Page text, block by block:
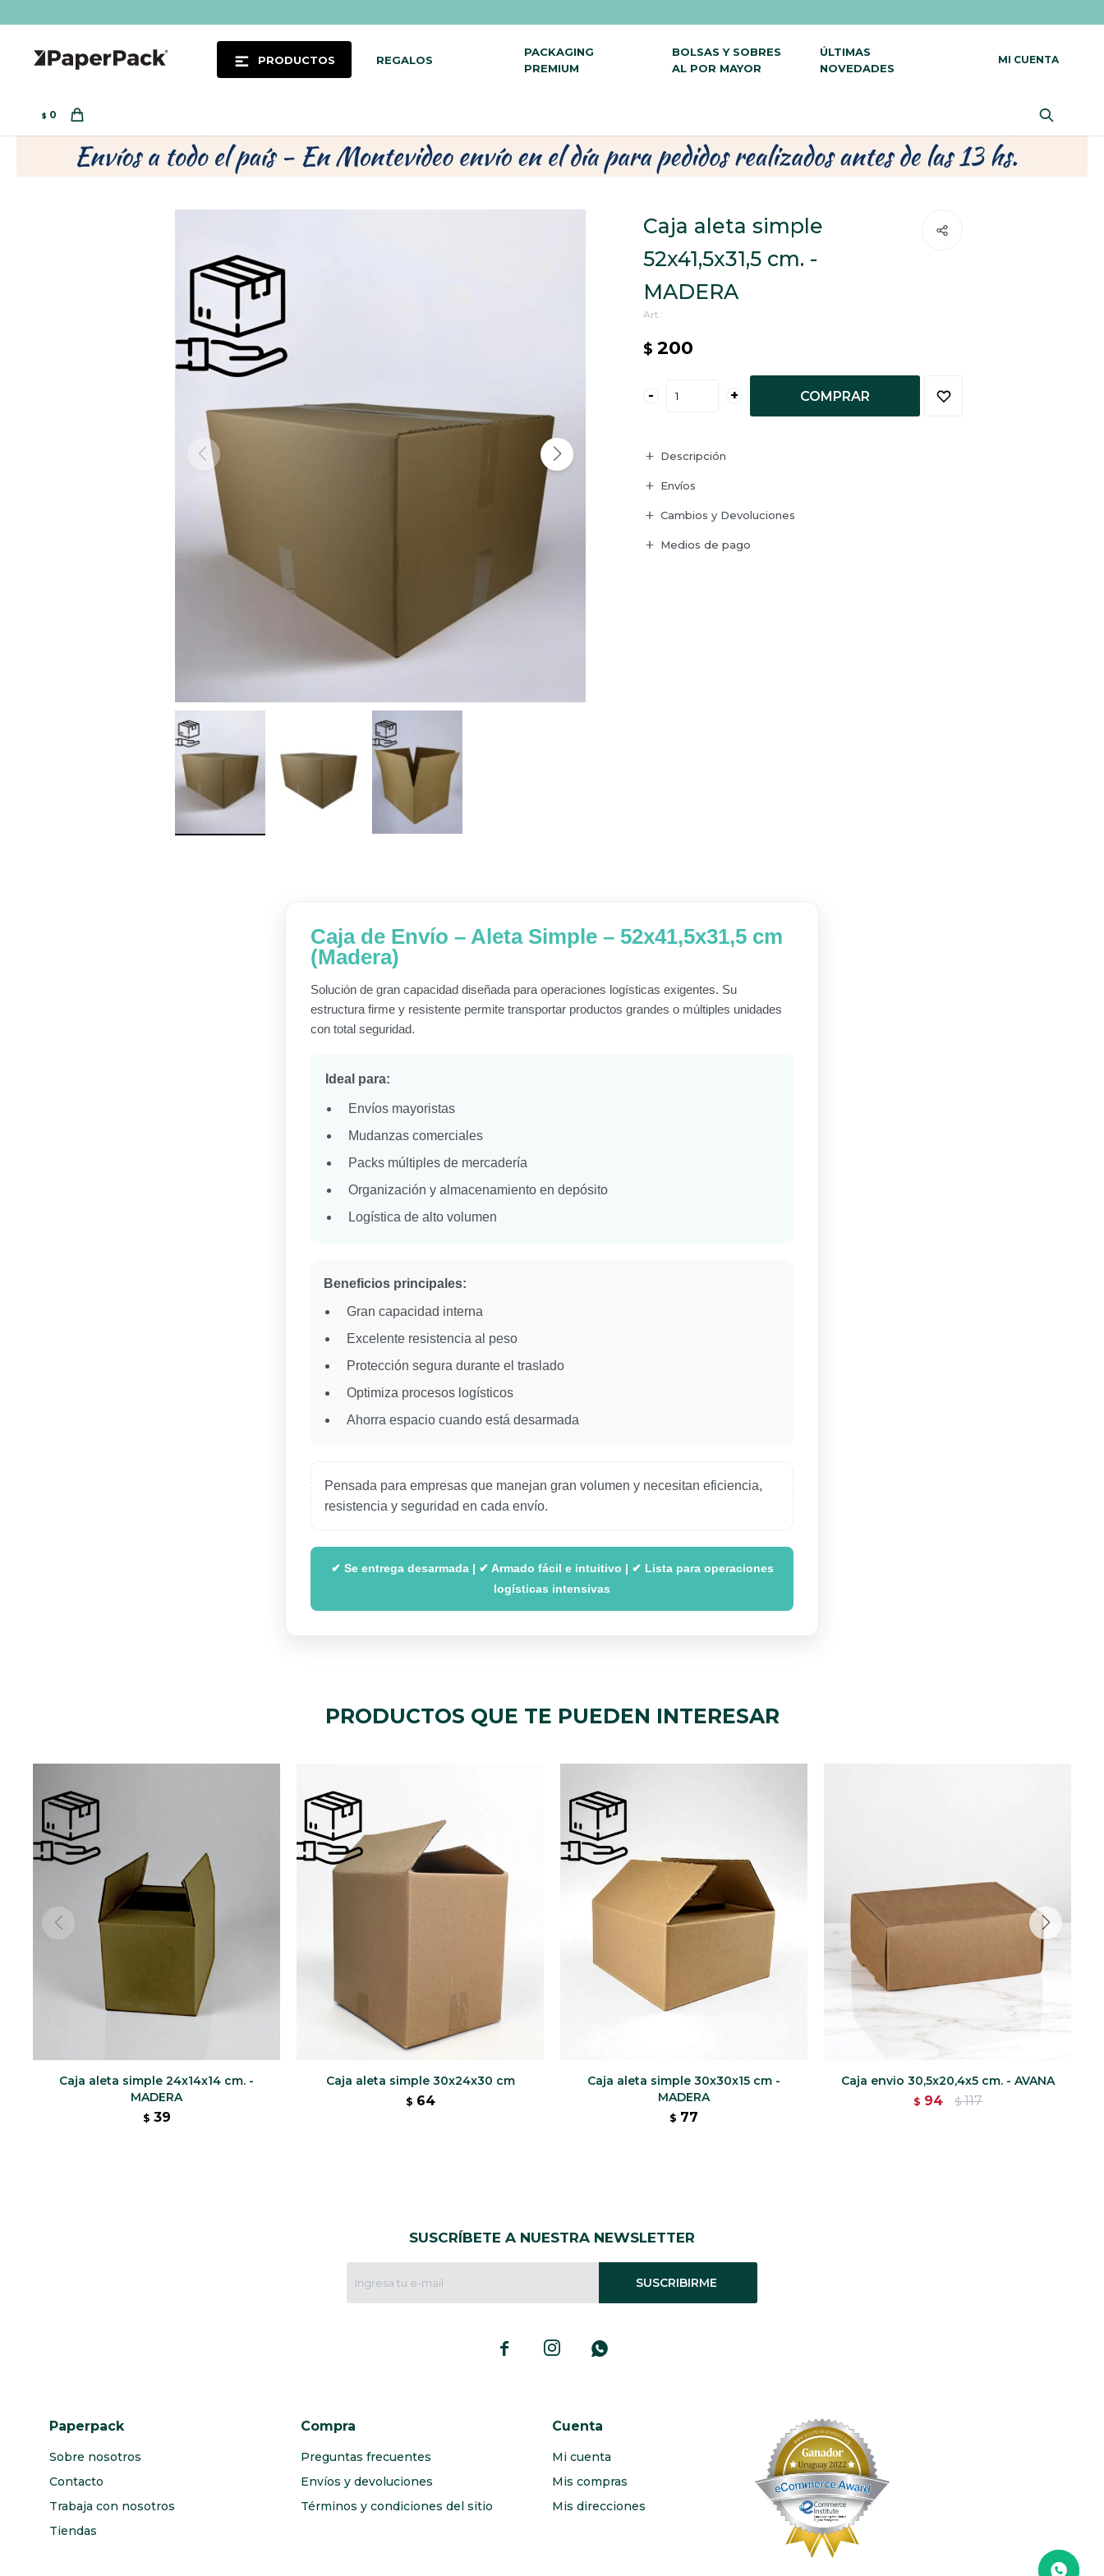
PRODUCTOS REGALOS
PACKAGING
PREMIUM
BOLSAS Y SOBRES
AL POR MAYOR
ÚLTIMAS
NOVEDADES
$ 0
Caja aleta simple
52x41,5x31,5 cm. -
MADERA
$ 200
- + COMPRAR
Descripción
Envíos
Cambios y Devoluciones
Medios de pago
Caja de Envío – Aleta Simple – 52x41,5x31,5 cm
(Madera)
Solución de gran capacidad diseñada para operaciones logísticas exigentes. Su
estructura firme y resistente permite transportar productos grandes o múltiples unidades
con total seguridad.
Ideal para:
Envíos mayoristas
Mudanzas comerciales
Packs múltiples de mercadería
Organización y almacenamiento en depósito
Logística de alto volumen
Beneficios principales:
Gran capacidad interna
Excelente resistencia al peso
Protección segura durante el traslado
Optimiza procesos logísticos
Ahorra espacio cuando está desarmada
Pensada para empresas que manejan gran volumen y necesitan eficiencia,
resistencia y seguridad en cada envío.
✔ Se entrega desarmada | ✔ Armado fácil e intuitivo | ✔ Lista para operaciones
logísticas intensivas
PRODUCTOS QUE TE PUEDEN INTERESAR
Caja aleta simple 24x14x14 cm. -
MADERA
$ 39
Caja aleta simple 30x24x30 cm
$ 64
Caja aleta simple 30x30x15 cm -
MADERA
$ 77
Caja envio 30,5x20,4x5 cm. - AVANA
$ 94 $ 117
SUSCRÍBETE A NUESTRA NEWSLETTER
SUSCRIBIRME
  
Paperpack
Sobre nosotros
Contacto
Trabaja con nosotros
Tiendas
Compra
Preguntas frecuentes
Envíos y devoluciones
Términos y condiciones del sitio
Cuenta
Mi cuenta
Mis compras
Mis direcciones